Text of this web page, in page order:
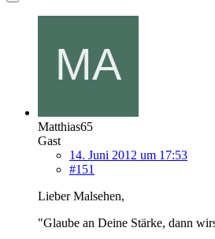
Matthias65
Gast
14. Juni 2012 um 17:53
#151
Lieber Malsehen,
"Glaube an Deine Stärke, dann